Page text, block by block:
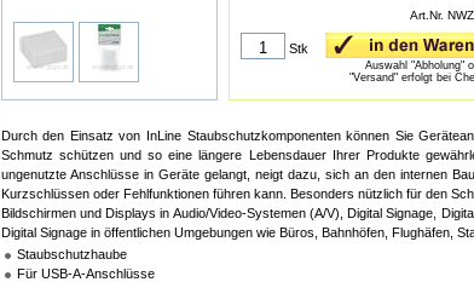
Art.Nr.
Stk
Auswahl "Abholung"
"Versand" erfolgt bei
Durch den Einsatz von InLine Staubschutzkomponenten können Sie
Schmutz schützen und so eine längere Lebensdauer Ihrer Produkte
ungenutzte Anschlüsse in Geräte gelangt, neigt dazu, sich an den internen
Kurzschlüssen oder Fehlfunktionen führen kann. Besonders nützlich für den
Bildschirmen und Displays in Audio/Video-Systemen (A/V), Digital Signage,
Digital Signage in öffentlichen Umgebungen wie Büros, Bahnhöfen, Flughäfen,
Staubschutzhaube
Für USB-A-Anschlüsse